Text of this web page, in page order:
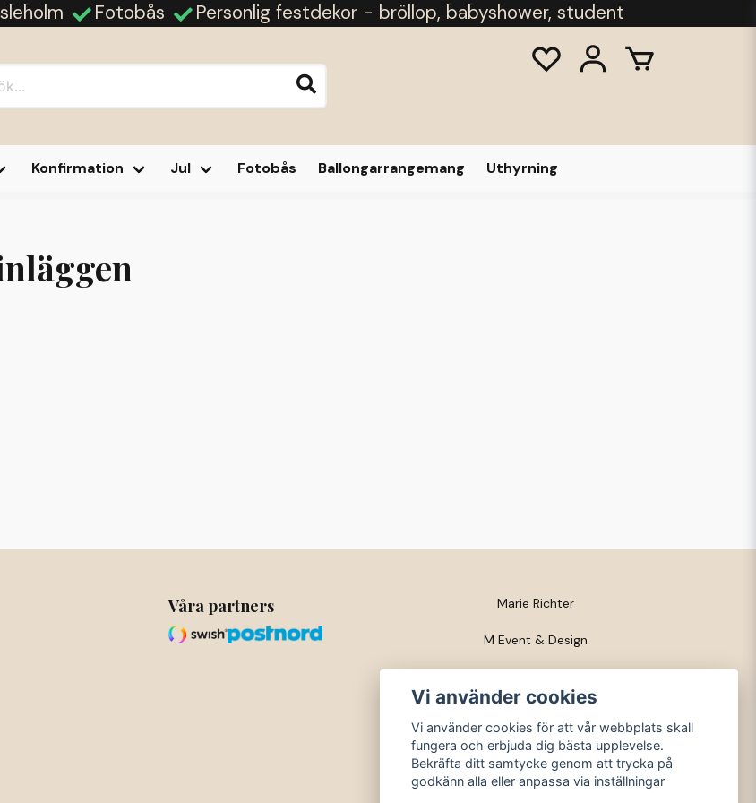
Fotobås Personlig festdekor - bröllop, babyshower, student
Konfirmation Jul Fotobås Ballongarrangemang Uthyrning
Våra partners Marie Richter
M Event & Design
org nr: 720419-3564
Mejl: info@meventodesign.se
Vi använder cookies
Vi använder cookies för att vår webbplats skall
fungera och erbjuda dig bästa upplevelse.
Bekräfta ditt samtycke genom att trycka på
godkänn alla eller anpassa via inställningar